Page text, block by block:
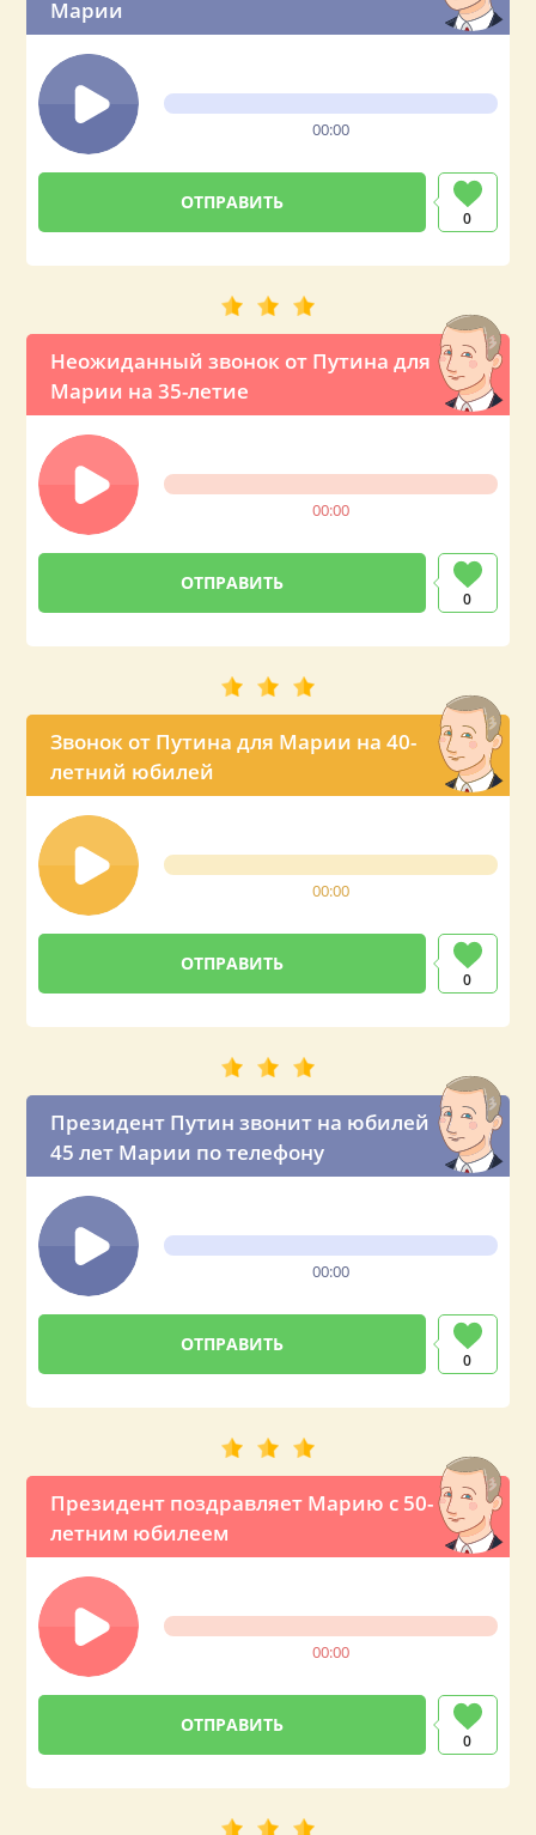
Марии
00:00
0
Неожиданный звонок от Путина для
Марии на 35-летие
00:00
0
Звонок от Путина для Марии на 40-
летний юбилей
00:00
0
Президент Путин звонит на юбилей
45 лет Марии по телефону
00:00
0
Президент поздравляет Марию с 50-
летним юбилеем
00:00
0